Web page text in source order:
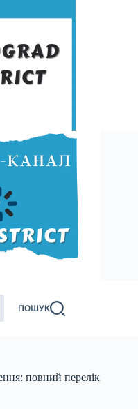
ПОШУК
повний перелік